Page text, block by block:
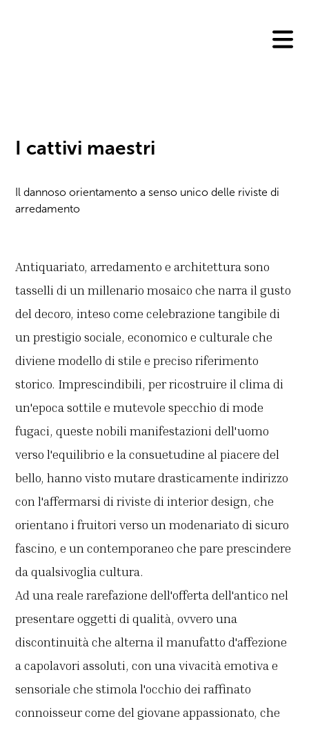
I cattivi maestri
Il dannoso orientamento a senso unico delle riviste di
arredamento
Antiquariato, arredamento e architettura sono
tasselli di un millenario mosaico che narra il gusto
del decoro, inteso come celebrazione tangibile di
un prestigio sociale, economico e culturale che
diviene modello di stile e preciso riferimento
storico. Imprescindibili, per ricostruire il clima di
un'epoca sottile e mutevole specchio di mode
fugaci, queste nobili manifestazioni dell'uomo
verso l'equilibrio e la consuetudine al piacere del
bello, hanno visto mutare drasticamente indirizzo
con l'affermarsi di riviste di interior design, che
orientano i fruitori verso un modenariato di sicuro
fascino, e un contemporaneo che pare prescindere
da qualsivoglia cultura.
Ad una reale rarefazione dell'offerta dell'antico nel
presentare oggetti di qualità, ovvero una
discontinuità che alterna il manufatto d'affezione
a capolavori assoluti, con una vivacità emotiva e
sensoriale che stimola l'occhio dei raffinato
connoisseur come del giovane appassionato, che